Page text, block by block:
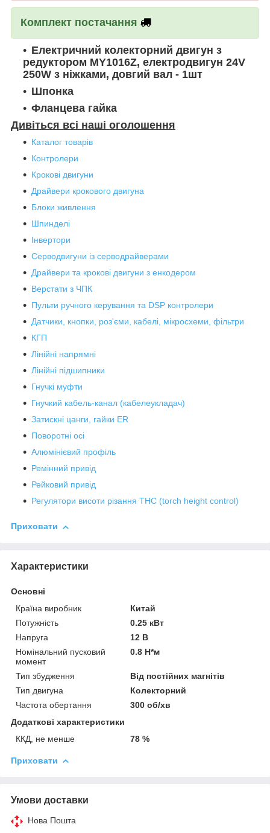
Комплект постачання
Електричний колекторний двигун з
редуктором MY1016Z, електродвигун 24V
250W з ніжками, довгий вал - 1шт
Шпонка
Фланцева гайка
Дивіться всі наші оголошення
Каталог товарів
Контролери
Крокові двигуни
Драйвери крокового двигуна
Блоки живлення
Шпинделі
Інвертори
Серводвигуни із серводрайверами
Драйвери та крокові двигуни з енкодером
Верстати з ЧПК
Пульти ручного керування та DSP контролери
Датчики, кнопки, роз'єми, кабелі, мікросхеми, фільтри
КГП
Лінійні напрямні
Лінійні підшипники
Гнучкі муфти
Гнучкий кабель-канал (кабелеукладач)
Затискні цанги, гайки ER
Поворотні осі
Алюмінієвий профіль
Ремінний привід
Рейковий привід
Регулятори висоти різання THC (torch height control)
Приховати
Характеристики
Основні
Країна виробник
Китай
Потужність
0.25 кВт
Напруга
12 В
Номінальний пусковий
момент
0.8 Н*м
Тип збудження
Від постійних магнітів
Тип двигуна
Колекторний
Частота обертання
300 об/хв
Додаткові характеристики
ККД, не менше
78 %
Приховати
Умови доставки
Нова Пошта